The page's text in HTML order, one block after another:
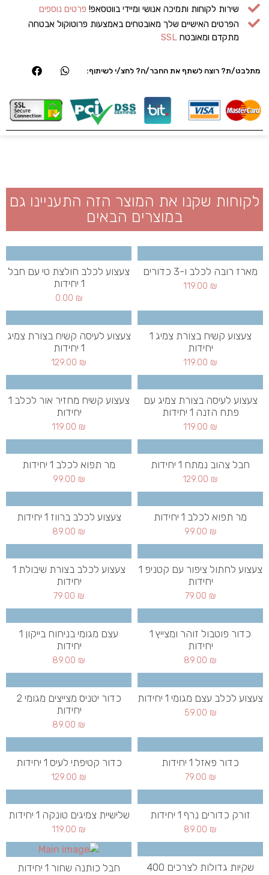
שירות לקוחות ותמיכה אנושי ומיידי בווטסאפ! פרטים נוספים
הפרטים האישיים שלך מאובטחים באמצעות פרוטוקול אבטחה
מתקדם ומאובטחSSL
מתלבט/ת? רוצה לשתף את החבר/ה? לחצ/י לשיתוף:
לקוחות שקנו את המוצר הזה התעניינו גם
במוצרים הבאים
מארז רובה לכלב ו-3 כדורים
119.00 ₪
צעצוע לכלב חולצת טי עם חבל
1 יחידות
0.00 ₪
צעצוע קשיח בצורת צמיג 1
יחידות
119.00 ₪
צעצוע לעיסה קשיח בצורת צמיג
1 יחידות
129.00 ₪
צעצוע לעיסה בצורת צמיג עם
פתח הזנה 1 יחידות
119.00 ₪
צעצוע קשיח מחזיר אור לכלב 1
יחידות
119.00 ₪
חבל צהוב נמתח 1 יחידות
129.00 ₪
מר תפוא לכלב 1 יחידות
99.00 ₪
מר תפוא לכלב 1 יחידות
99.00 ₪
צעצוע לכלב ברווז 1 יחידות
89.00 ₪
צעצוע לחתול ציפור עם קטניפ 1
יחידות
79.00 ₪
צעצוע לכלב בצורת שיבולת 1
יחידות
79.00 ₪
כדור פוטבול זוהר ומצייץ 1
יחידות
89.00 ₪
עצם מגומי בניחוח בייקון 1
יחידות
89.00 ₪
צעצוע לכלב עצם מגומי 1 יחידות
59.00 ₪
כדור יטניס מצייצים מגומי 2
יחידות
89.00 ₪
כדור פאזל 1 יחידות
79.00 ₪
כדור קטיפתי לעיס 1 יחידות
129.00 ₪
זורק כדורים נרף 1 יחידות
89.00 ₪
שלישיית צמיגים טונקה 1 יחידות
119.00 ₪
שקיות גדולות לצרכים 400
חבל כותנה שחור 1 יחידות